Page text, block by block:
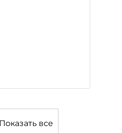
Показать все